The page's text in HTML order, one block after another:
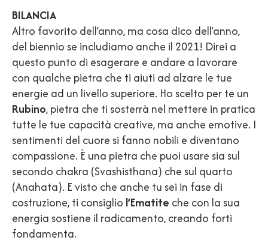
BILANCIA
Altro favorito dell’anno, ma cosa dico dell’anno,
del biennio se includiamo anche il 2021! Direi a
questo punto di esagerare e andare a lavorare
con qualche pietra che ti aiuti ad alzare le tue
energie ad un livello superiore. Ho scelto per te un
Rubino, pietra che ti sosterrà nel mettere in pratica
tutte le tue capacità creative, ma anche emotive. I
sentimenti del cuore si fanno nobili e diventano
compassione. È una pietra che puoi usare sia sul
secondo chakra (Svashisthana) che sul quarto
(Anahata). E visto che anche tu sei in fase di
costruzione, ti consiglio l’Ematite che con la sua
energia sostiene il radicamento, creando forti
fondamenta.